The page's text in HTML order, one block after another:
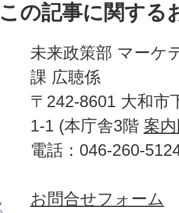
この記事に関する
未来政策部 マーケ
課 広聴係
〒242-8601 大和市
1-1 (本庁舎3階 案
電話：046-260-
お問合せフォーム